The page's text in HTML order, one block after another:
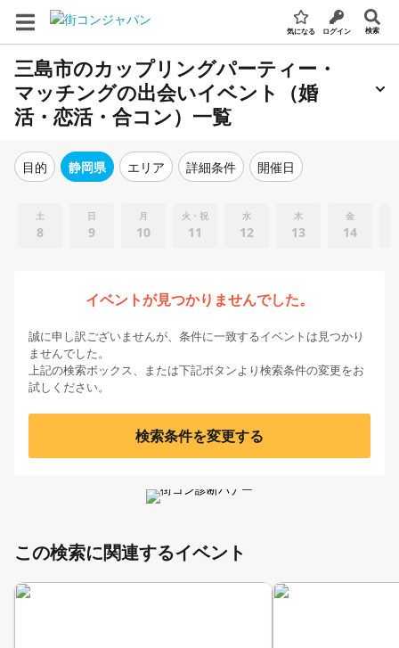
気になる ログイン 検索
三島市のカップリングパーティー・
マッチングの出会いイベント（婚
活・恋活・合コン）一覧
目的 静岡県 エリア 詳細条件 開催日
土
8
日
9
月
10
火・祝
11
水
12
木
13
金
14
イベントが見つかりませんでした。
誠に申し訳ございませんが、条件に一致するイベントは見つかり
ませんでした。
上記の検索ボックス、または下記ボタンより検索条件の変更をお
試しください。
検索条件を変更する
この検索に関連するイベント